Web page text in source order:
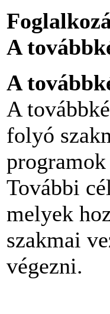
A
A
A
folyó
programok
További
melyek
szakmai
végezni.